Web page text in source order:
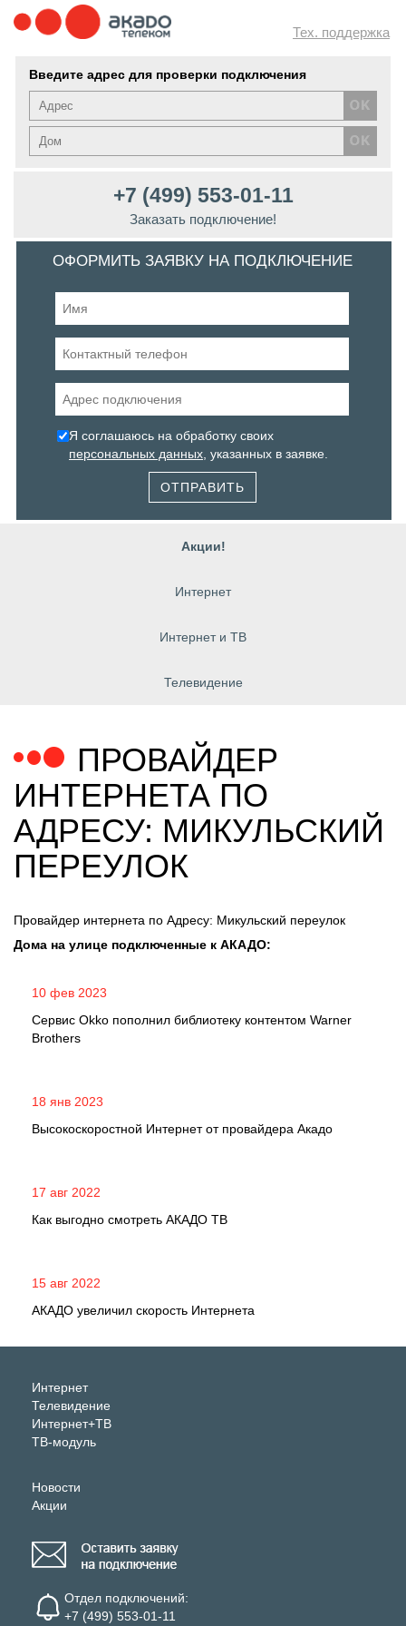
Тех. поддержка
Введите адрес для проверки подключения
+7 (499) 553-01-11
Заказать подключение!
ОФОРМИТЬ ЗАЯВКУ НА ПОДКЛЮЧЕНИЕ
Я соглашаюсь на обработку своих
персональных данных , указанных в заявке.
ОТПРАВИТЬ
Акции!
Интернет
Интернет и ТВ
Телевидение
ПРОВАЙДЕР
ИНТЕРНЕТА ПО
АДРЕСУ: МИКУЛЬСКИЙ
ПЕРЕУЛОК
Провайдер интернета по Адресу: Микульский переулок
Дома на улице подключенные к АКАДО:
10 фев 2023
Сервис Okko пополнил библиотеку контентом Warner
Brothers
18 янв 2023
Высокоскоростной Интернет от провайдера Акадо
17 авг 2022
Как выгодно смотреть АКАДО ТВ
15 авг 2022
АКАДО увеличил скорость Интернета
Интернет
Телевидение
Интернет+ТВ
ТВ-модуль
Новости
Акции
Отдел подключений:
+7 (499) 553-01-11